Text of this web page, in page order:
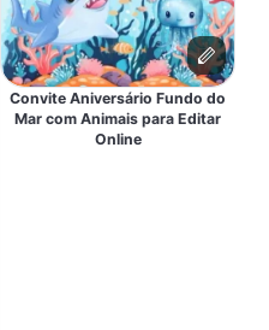
Convite Aniversário Fundo do
Mar com Animais para Editar
Online